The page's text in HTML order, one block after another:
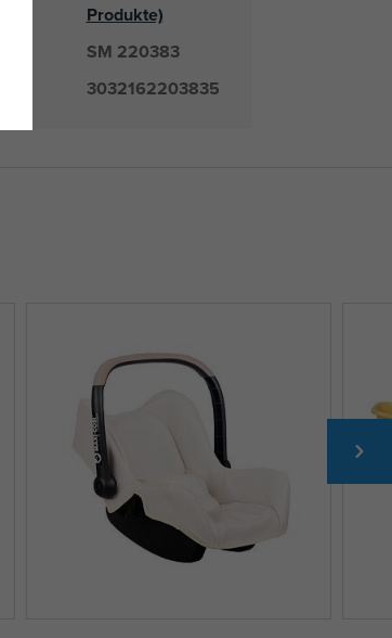
Produkte)
SM 220383
3032162203835